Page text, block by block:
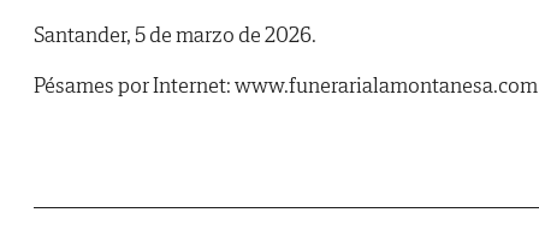
Santander, 5 de marzo de 2026.
Pésames por Internet: www.funerarialamontanesa.com